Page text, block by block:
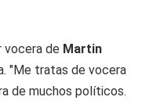
vocera de Martin
"Me tratas de vocera
de muchos políticos.